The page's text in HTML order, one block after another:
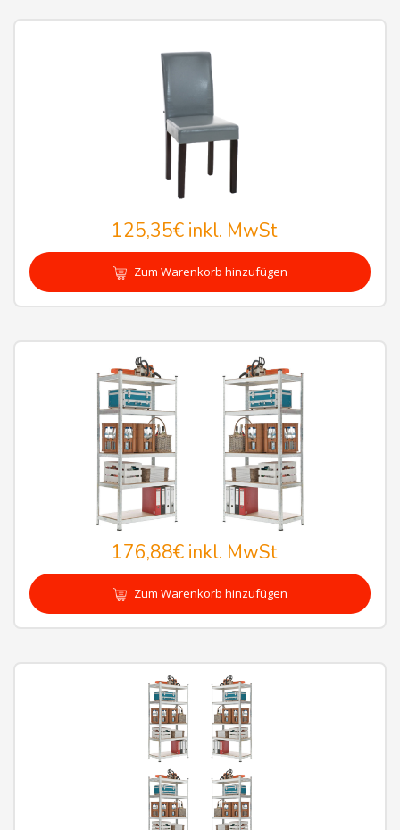
125,35€inkl. MwSt
Zum Warenkorb hinzufügen
176,88€inkl. MwSt
Zum Warenkorb hinzufügen